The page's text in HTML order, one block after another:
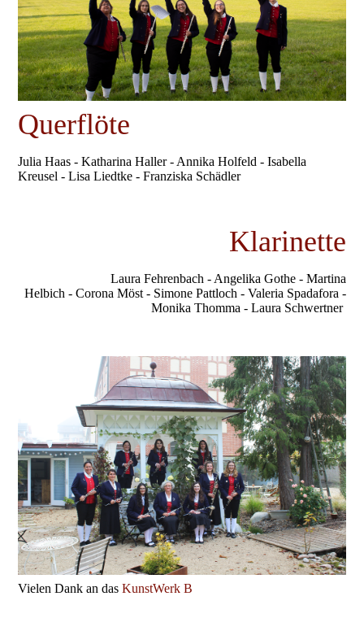
Querflöte
Julia Haas - Katharina Haller - Annika Holfeld - Isabella
Kreusel - Lisa Liedtke - Franziska Schädler
Klarinette
Laura Fehrenbach - Angelika Gothe - Martina
Helbich - Corona Möst - Simone Pattloch - Valeria Spadafora -
Monika Thomma - Laura Schwertner
Vielen Dank an dasKunstWerk B